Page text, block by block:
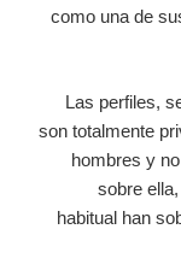
como una de
Las perfiles,
son totalmente
hombres y
sobre
habitual han